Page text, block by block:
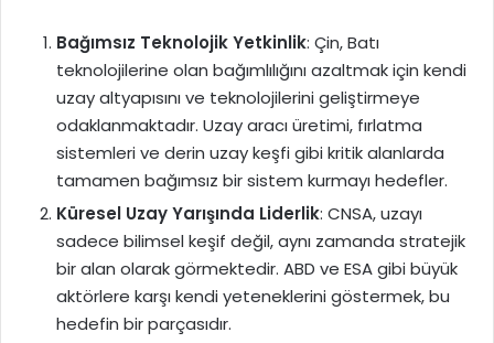
Bağımsız Teknolojik Yetkinlik: Çin, Batı
teknolojilerine olan bağımlılığını azaltmak için kendi
uzay altyapısını ve teknolojilerini geliştirmeye
odaklanmaktadır. Uzay aracı üretimi, fırlatma
sistemleri ve derin uzay keşfi gibi kritik alanlarda
tamamen bağımsız bir sistem kurmayı hedefler.
Küresel Uzay Yarışında Liderlik: CNSA, uzayı
sadece bilimsel keşif değil, aynı zamanda stratejik
bir alan olarak görmektedir. ABD ve ESA gibi büyük
aktörlere karşı kendi yeteneklerini göstermek, bu
hedefin bir parçasıdır.